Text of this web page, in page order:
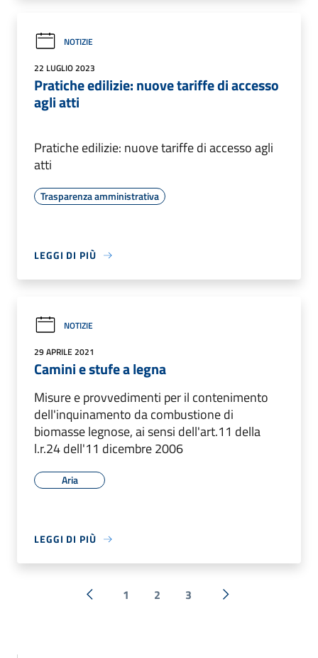
NOTIZIE
22 LUGLIO 2023
Pratiche edilizie: nuove tariffe di accesso
agli atti
Pratiche edilizie: nuove tariffe di accesso agli
atti
Trasparenza amministrativa
LEGGI DI PIÙ
NOTIZIE
29 APRILE 2021
Camini e stufe a legna
Misure e provvedimenti per il contenimento
dell'inquinamento da combustione di
biomasse legnose, ai sensi dell'art.11 della
l.r.24 dell'11 dicembre 2006
Aria
LEGGI DI PIÙ
« Precedente
1 2 3 Successiva »